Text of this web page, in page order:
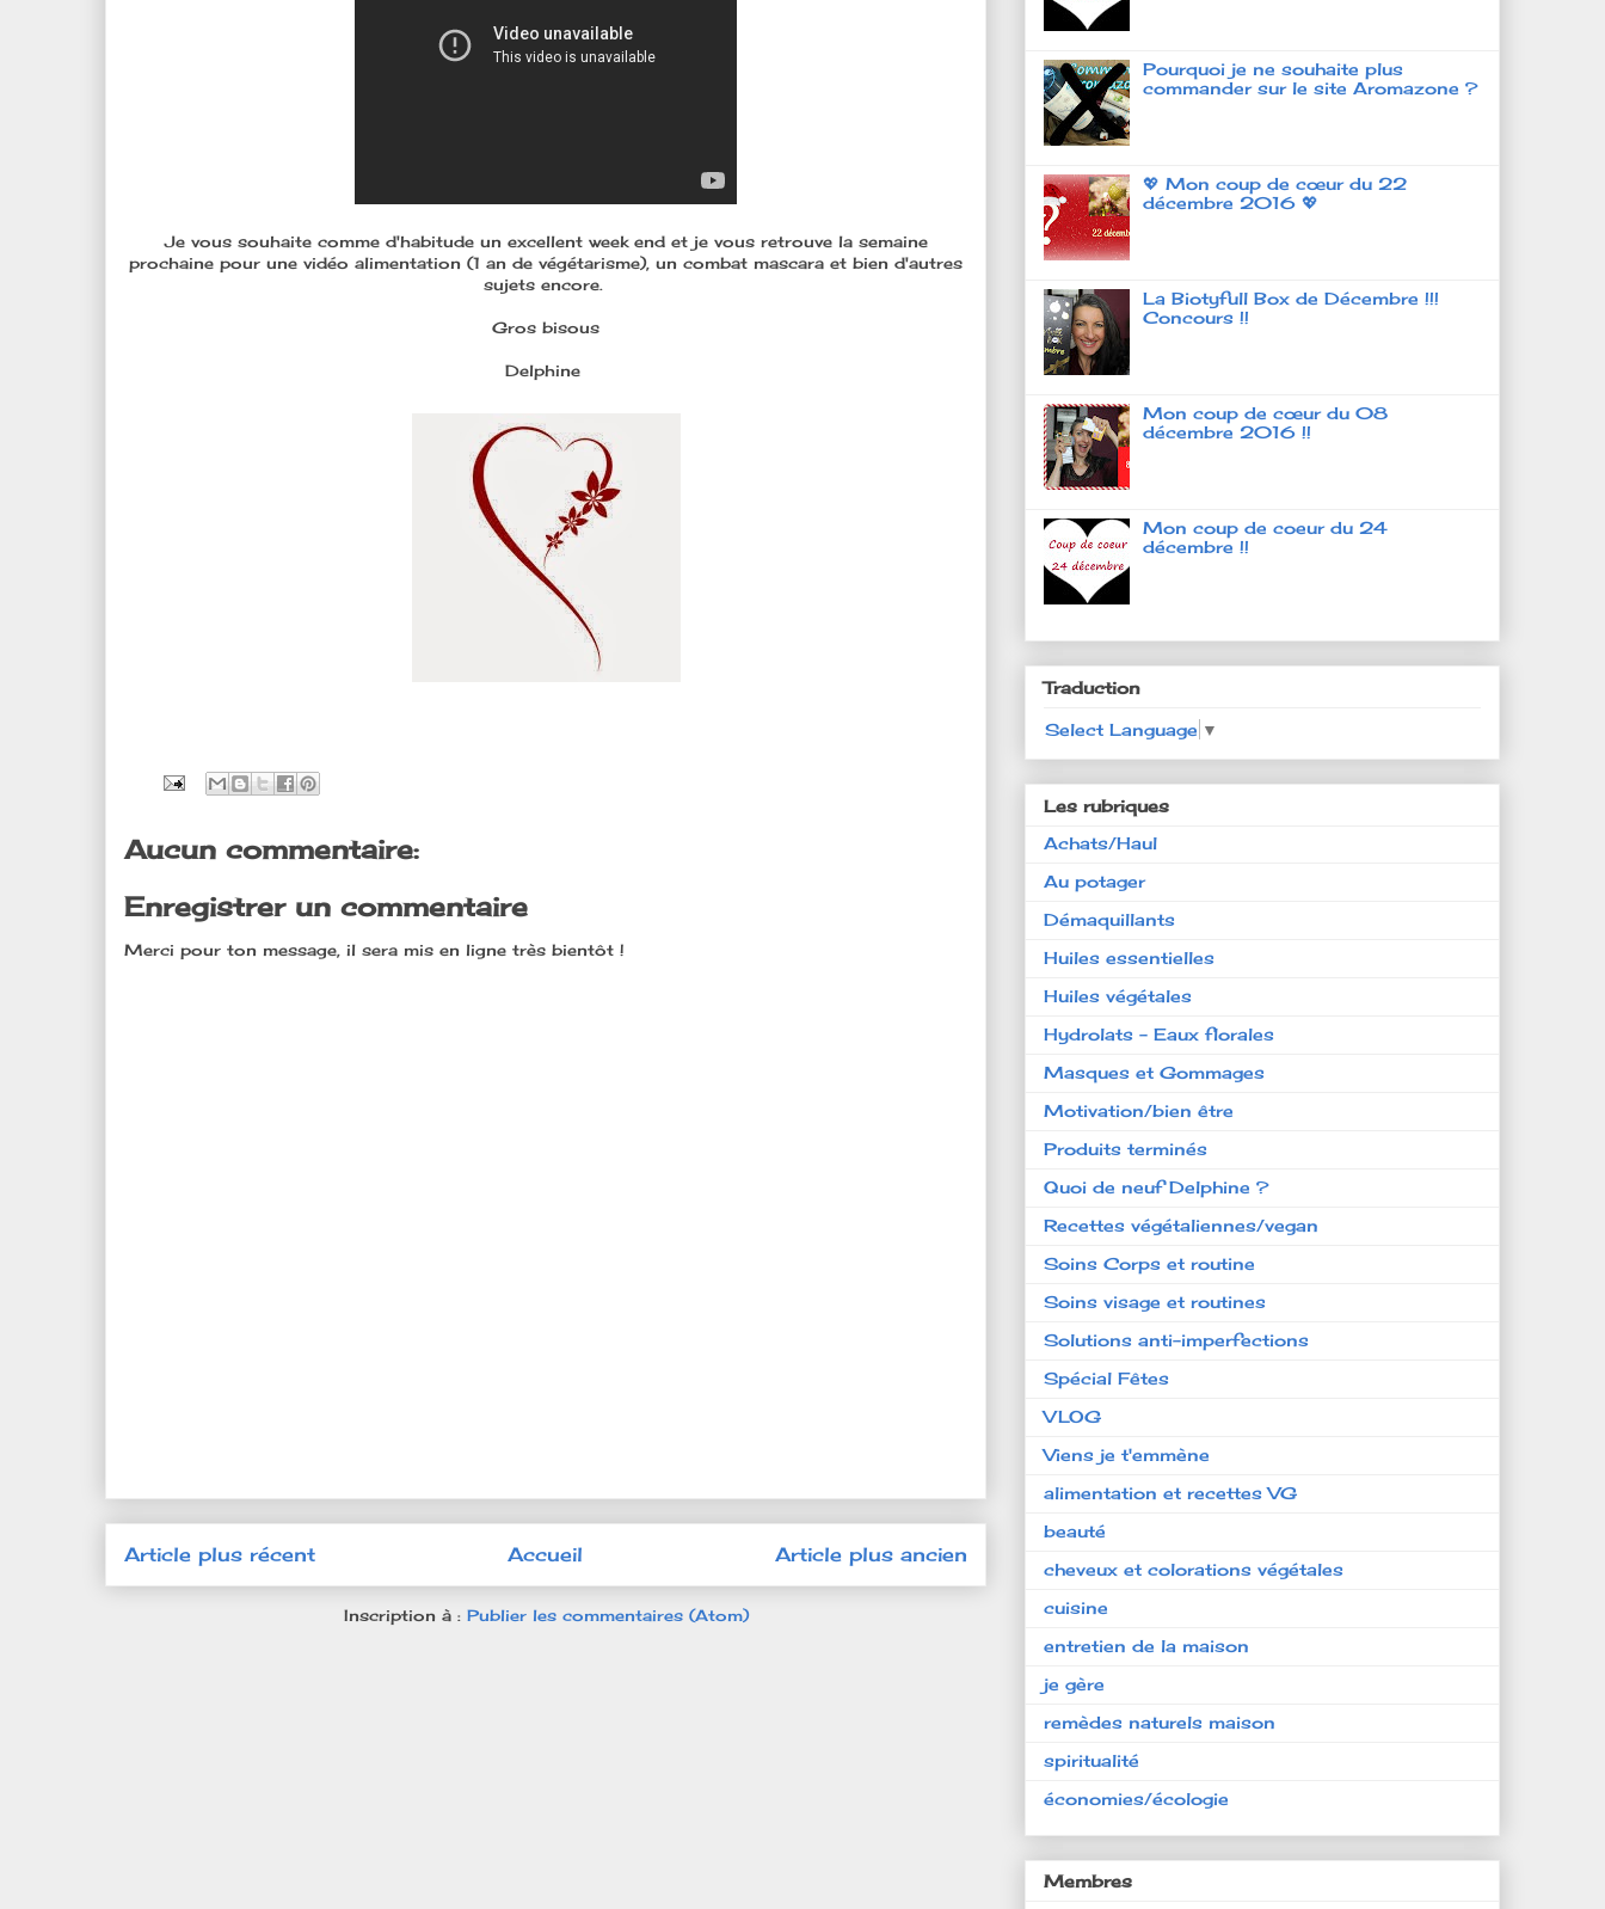
Je vous souhaite comme d'habitude un excellent week end et je vous retrouve la semaine
prochaine pour une vidéo alimentation (1 an de végétarisme), un combat mascara et bien d'autres
sujets encore.
Gros bisous
Delphine
Aucun commentaire:
Enregistrer un commentaire
Merci pour ton message, il sera mis en ligne très bientôt !
Article plus récent Article plus ancien
Accueil
Inscription à : Publier les commentaires (Atom)
Pourquoi je ne souhaite plus
commander sur le site Aromazone ?
💖 Mon coup de cœur du 22
décembre 2016 💖
La Biotyfull Box de Décembre !!!
Concours !!
Mon coup de cœur du 08
décembre 2016 !!
Mon coup de coeur du 24
décembre !!
Traduction
Select Language ▼
Les rubriques
Achats/Haul
Au potager
Démaquillants
Huiles essentielles
Huiles végétales
Hydrolats - Eaux florales
Masques et Gommages
Motivation/bien être
Produits terminés
Quoi de neuf Delphine ?
Recettes végétaliennes/vegan
Soins Corps et routine
Soins visage et routines
Solutions anti-imperfections
Spécial Fêtes
VLOG
Viens je t'emmène
alimentation et recettes VG
beauté
cheveux et colorations végétales
cuisine
entretien de la maison
je gère
remèdes naturels maison
spiritualité
économies/écologie
Membres